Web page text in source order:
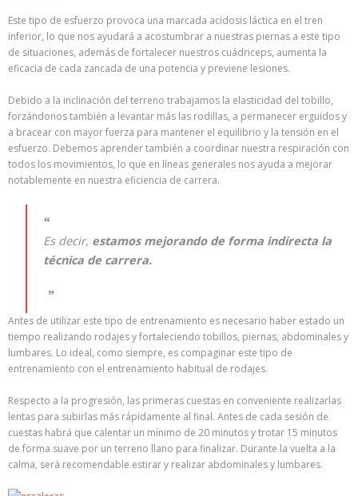
Este tipo de esfuerzo provoca una marcada acidosis láctica en el tren
inferior, lo que nos ayudará a acostumbrar a nuestras piernas a este tipo
de situaciones, además de fortalecer nuestros cuádriceps, aumenta la
eficacia de cada zancada de una potencia y previene lesiones.
Debido a la inclinación del terreno trabajamos la elasticidad del tobillo,
forzándonos también a levantar más las rodillas, a permanecer erguidos y
a bracear con mayor fuerza para mantener el equilibrio y la tensión en el
esfuerzo. Debemos aprender también a coordinar nuestra respiración con
todos los movimientos, lo que en líneas generales nos ayuda a mejorar
notablemente en nuestra eficiencia de carrera.
Es decir, estamos mejorando de forma indirecta la
técnica de carrera.
Antes de utilizar este tipo de entrenamiento es necesario haber estado un
tiempo realizando rodajes y fortaleciendo tobillos, piernas, abdominales y
lumbares. Lo ideal, como siempre, es compaginar este tipo de
entrenamiento con el entrenamiento habitual de rodajes.
Respecto a la progresión, las primeras cuestas en conveniente realizarlas
lentas para subirlas más rápidamente al final. Antes de cada sesión de
cuestas habrá que calentar un mínimo de 20 minutos y trotar 15 minutos
de forma suave por un terreno llano para finalizar. Durante la vuelta a la
calma, será recomendable estirar y realizar abdominales y lumbares.